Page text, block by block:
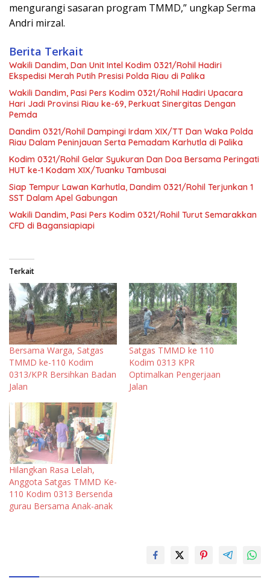
mengurangi sasaran program TMMD,” ungkap Serma
Andri mirzal.
Berita Terkait
Wakili Dandim, Dan Unit Intel Kodim 0321/Rohil Hadiri
Ekspedisi Merah Putih Presisi Polda Riau di Palika
Wakili Dandim, Pasi Pers Kodim 0321/Rohil Hadiri Upacara
Hari Jadi Provinsi Riau ke-69, Perkuat Sinergitas Dengan
Pemda
Dandim 0321/Rohil Dampingi Irdam XIX/TT Dan Waka Polda
Riau Dalam Peninjauan Serta Pemadam Karhutla di Palika
Kodim 0321/Rohil Gelar Syukuran Dan Doa Bersama Peringati
HUT ke-1 Kodam XIX/Tuanku Tambusai
Siap Tempur Lawan Karhutla, Dandim 0321/Rohil Terjunkan 1
SST Dalam Apel Gabungan
Wakili Dandim, Pasi Pers Kodim 0321/Rohil Turut Semarakkan
CFD di Bagansiapiapi
Terkait
Bersama Warga, Satgas
TMMD ke-110 Kodim
0313/KPR Bersihkan Badan
Jalan
Satgas TMMD ke 110
Kodim 0313 KPR
Optimalkan Pengerjaan
Jalan
Hilangkan Rasa Lelah,
Anggota Satgas TMMD Ke-
110 Kodim 0313 Bersenda
gurau Bersama Anak-anak